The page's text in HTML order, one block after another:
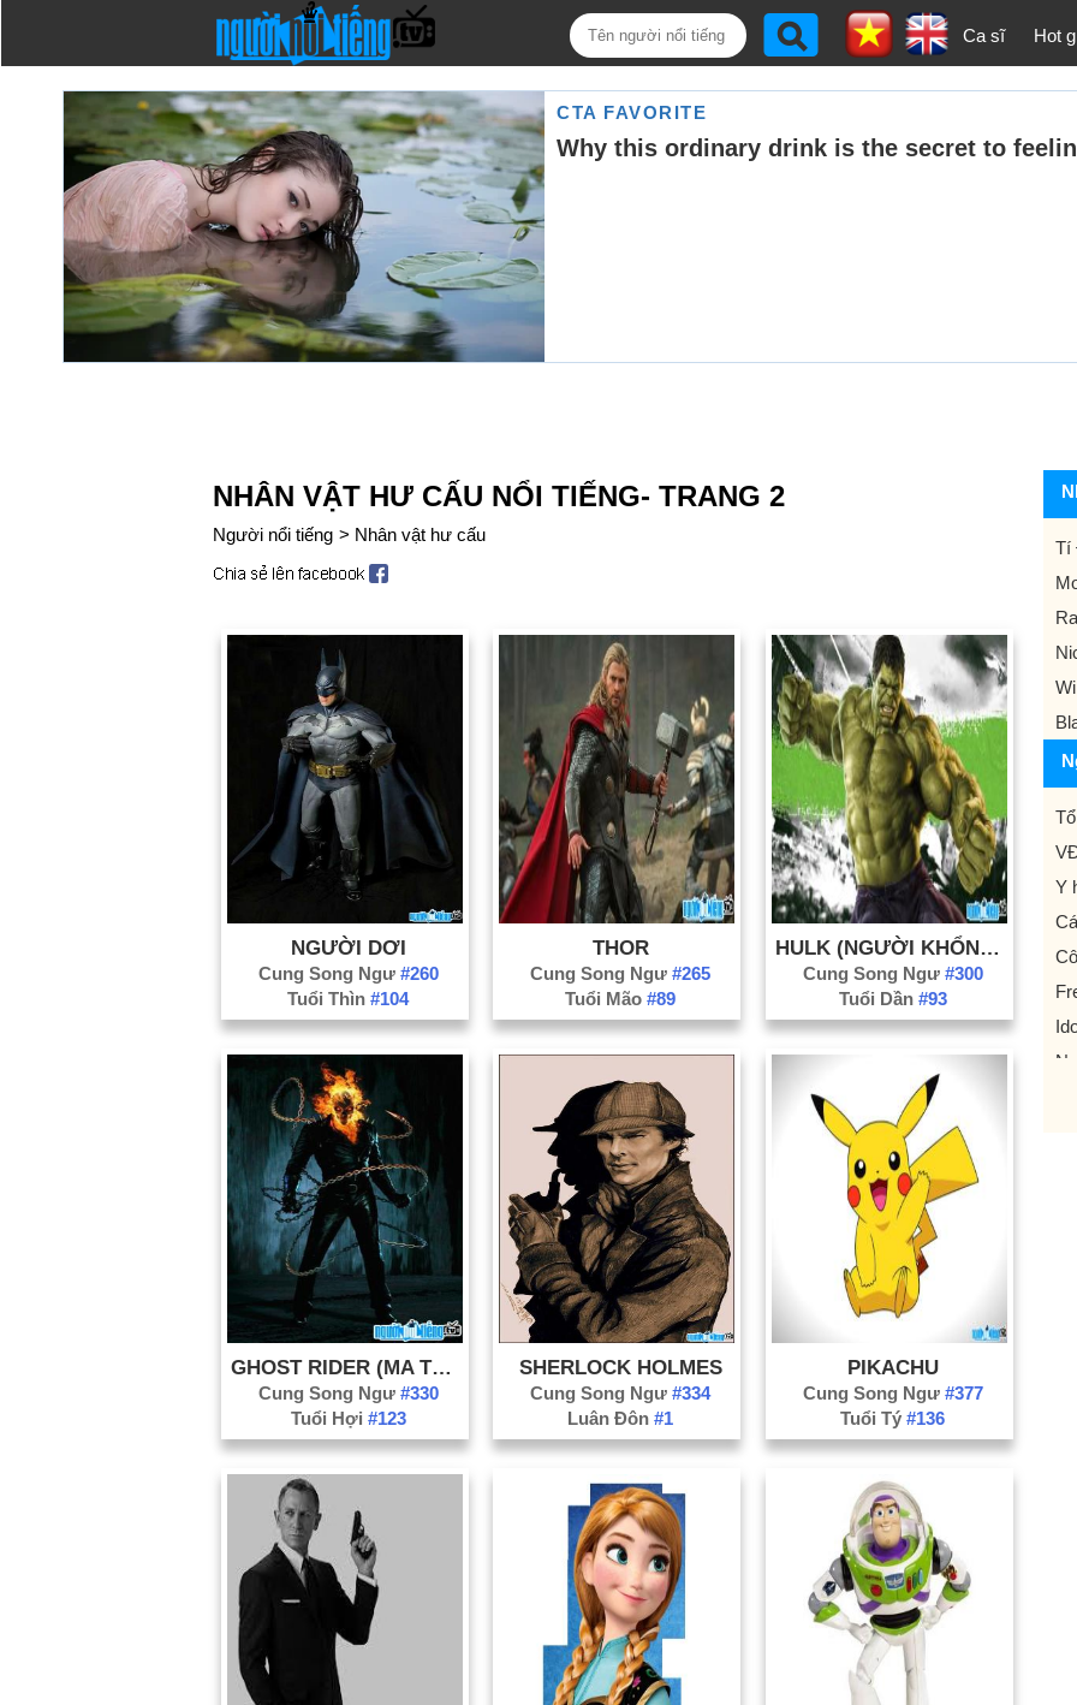
Ca sĩ Hot
NHÂN VẬT HƯ CẤU NỔI TIẾNG- TRANG 2
Người nổi tiếng > Nhân vật hư cấu
NGƯỜI DƠI
Cung Song Ngư #260
Tuổi Thìn#104
THOR
Cung Song Ngư#265
Tuổi Mão#89
HULK (NGƯỜI KHỔNG LỒ XANH)
Cung Song Ngư #300
Tuổi Dần #93
GHOST RIDER (MA TỐC ĐỘ)
Cung Song Ngư #330
Tuổi Hợi #123
SHERLOCK HOLMES
Cung Song Ngư#334
Luân Đôn#1
PIKACHU
Cung Song Ngư #377
Tuổi Tý#136
Tí
Y